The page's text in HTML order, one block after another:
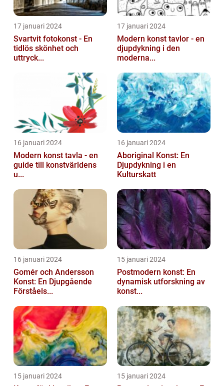
17 januari 2024
Svartvit fotokonst - En
tidlös skönhet och
uttryck...
17 januari 2024
Modern konst tavlor - en
djupdykning i den
moderna...
16 januari 2024
Modern konst tavla - en
guide till konstvärldens
u...
16 januari 2024
Aboriginal Konst: En
Djupdykning i en
Kulturskatt
16 januari 2024
Gomér och Andersson
Konst: En Djupgående
Förståels...
15 januari 2024
Postmodern konst: En
dynamisk utforskning av
konst...
15 januari 2024 15 januari 2024